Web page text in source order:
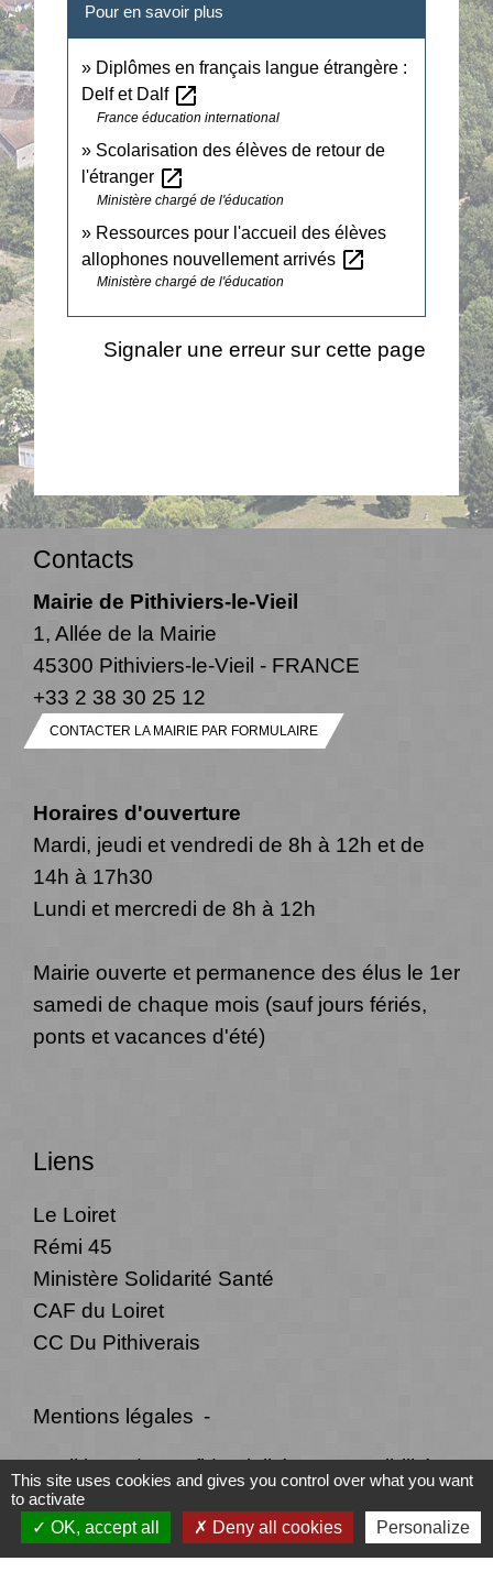
Pour en savoir plus
Diplômes en français langue étrangère :
Delf et Dalf open_in_new
France éducation international
Scolarisation des élèves de retour de
l'étranger open_in_new
Ministère chargé de l'éducation
Ressources pour l'accueil des élèves
allophones nouvellement arrivés open_in_new
Ministère chargé de l'éducation
Signaler une erreur sur cette page
Contacts
Mairie de Pithiviers-le-Vieil
1, Allée de la Mairie
45300 Pithiviers-le-Vieil - FRANCE
+33 2 38 30 25 12
CONTACTER LA MAIRIE PAR FORMULAIRE
Horaires d'ouverture
Mardi, jeudi et vendredi de 8h à 12h et de
14h à 17h30
Lundi et mercredi de 8h à 12h
Mairie ouverte et permanence des élus le 1er
samedi de chaque mois (sauf jours fériés,
ponts et vacances d'été)
Liens
Le Loiret
Rémi 45
Ministère Solidarité Santé
CAF du Loiret
CC Du Pithiverais
Mentions légales -
Politique de confidentialité - Accessibilité -
Plan du site - Gestion des cookies
This site uses cookies and gives you control over what you want
to activate
OK, accept all
Deny all cookies Personalize